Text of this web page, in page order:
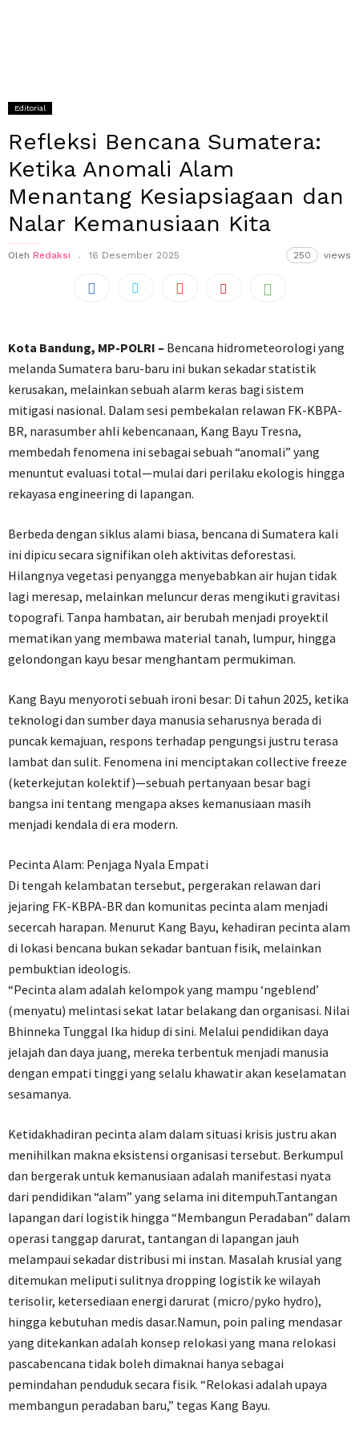
Editorial
Refleksi Bencana Sumatera:
Ketika Anomali Alam
Menantang Kesiapsiagaan dan
Nalar Kemanusiaan Kita
Oleh Redaksi 16 Desember 2025 250 views
Kota Bandung, MP-POLRI – Bencana hidrometeorologi yang
melanda Sumatera baru-baru ini bukan sekadar statistik
kerusakan, melainkan sebuah alarm keras bagi sistem
mitigasi nasional. Dalam sesi pembekalan relawan FK-KBPA-
BR, narasumber ahli kebencanaan, Kang Bayu Tresna,
membedah fenomena ini sebagai sebuah “anomali” yang
menuntut evaluasi total—mulai dari perilaku ekologis hingga
rekayasa engineering di lapangan.
Berbeda dengan siklus alami biasa, bencana di Sumatera kali
ini dipicu secara signifikan oleh aktivitas deforestasi.
Hilangnya vegetasi penyangga menyebabkan air hujan tidak
lagi meresap, melainkan meluncur deras mengikuti gravitasi
topografi. Tanpa hambatan, air berubah menjadi proyektil
mematikan yang membawa material tanah, lumpur, hingga
gelondongan kayu besar menghantam permukiman.
Kang Bayu menyoroti sebuah ironi besar: Di tahun 2025, ketika
teknologi dan sumber daya manusia seharusnya berada di
puncak kemajuan, respons terhadap pengungsi justru terasa
lambat dan sulit. Fenomena ini menciptakan collective freeze
(keterkejutan kolektif)—sebuah pertanyaan besar bagi
bangsa ini tentang mengapa akses kemanusiaan masih
menjadi kendala di era modern.
Pecinta Alam: Penjaga Nyala Empati
Di tengah kelambatan tersebut, pergerakan relawan dari
jejaring FK-KBPA-BR dan komunitas pecinta alam menjadi
secercah harapan. Menurut Kang Bayu, kehadiran pecinta alam
di lokasi bencana bukan sekadar bantuan fisik, melainkan
pembuktian ideologis.
“Pecinta alam adalah kelompok yang mampu ‘ngeblend’
(menyatu) melintasi sekat latar belakang dan organisasi. Nilai
Bhinneka Tunggal Ika hidup di sini. Melalui pendidikan daya
jelajah dan daya juang, mereka terbentuk menjadi manusia
dengan empati tinggi yang selalu khawatir akan keselamatan
sesamanya.
Ketidakhadiran pecinta alam dalam situasi krisis justru akan
menihilkan makna eksistensi organisasi tersebut. Berkumpul
dan bergerak untuk kemanusiaan adalah manifestasi nyata
dari pendidikan “alam” yang selama ini ditempuh.Tantangan
lapangan dari logistik hingga “Membangun Peradaban” dalam
operasi tanggap darurat, tantangan di lapangan jauh
melampaui sekadar distribusi mi instan. Masalah krusial yang
ditemukan meliputi sulitnya dropping logistik ke wilayah
terisolir, ketersediaan energi darurat (micro/pyko hydro),
hingga kebutuhan medis dasar.Namun, poin paling mendasar
yang ditekankan adalah konsep relokasi yang mana relokasi
pascabencana tidak boleh dimaknai hanya sebagai
pemindahan penduduk secara fisik. “Relokasi adalah upaya
membangun peradaban baru,” tegas Kang Bayu.